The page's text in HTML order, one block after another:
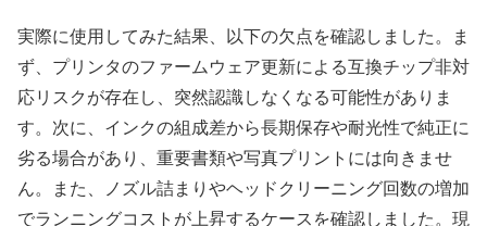
実際に使用してみた結果、以下の欠点を確認しました。ま
ず、プリンタのファームウェア更新による互換チップ非対
応リスクが存在し、突然認識しなくなる可能性がありま
す。次に、インクの組成差から長期保存や耐光性で純正に
劣る場合があり、重要書類や写真プリントには向きませ
ん。また、ノズル詰まりやヘッドクリーニング回数の増加
でランニングコストが上昇するケースを確認しました。現